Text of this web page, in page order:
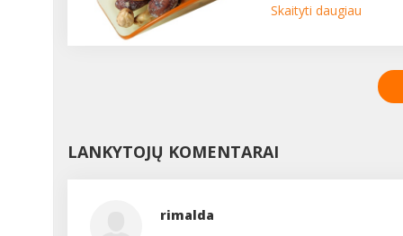
centro Visuomenės
Skaityti daugiau
LANKYTOJŲ KOMENTARAI
rimalda